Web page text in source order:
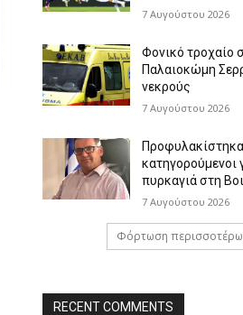
7 Αυγούστου 2026
Φονικό τροχαίο
Παλαιοκώμη
νεκρούς
7 Αυγούστου 2026
κατηγορούμενοι
πυρκαγιά στη
7 Αυγούστου 2026
Φόρτωση
RECENT COMMENTS